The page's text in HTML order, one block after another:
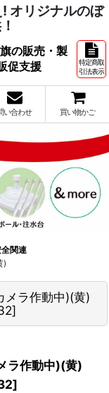
オリジナルのぼ
の販売・製
促支援
特定商取
引法表示
い合わせ 買い物かご
関連
)
メラ作動中)(黄)
]
ラ作動中)(黄)
]